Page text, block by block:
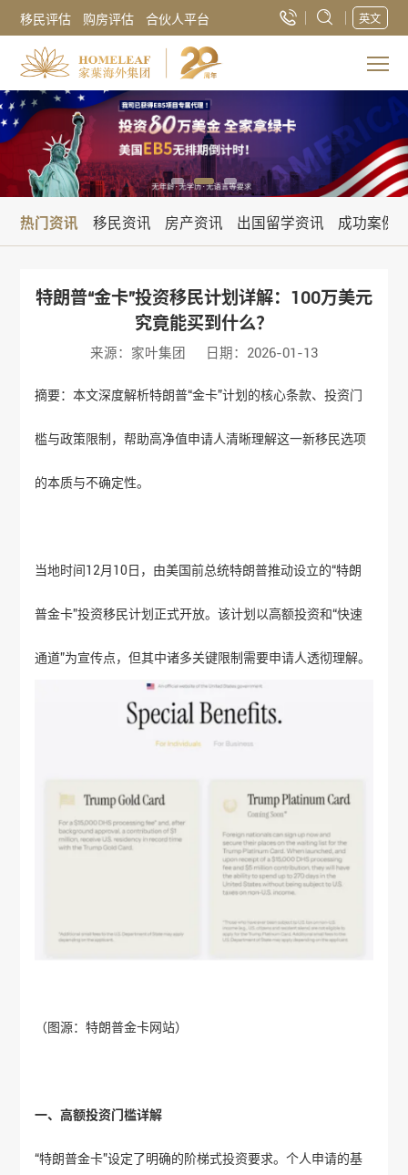
移民评估 购房评估 合伙人平台 英文
热门资讯 移民资讯 房产资讯 出国留学资讯 成功案例
特朗普“金卡”投资移民计划详解：100万美元
究竟能买到什么？
来源：家叶集团 日期：2026-01-13
摘要：本文深度解析特朗普“金卡”计划的核心条款、投资门
槛与政策限制，帮助高净值申请人清晰理解这一新移民选项
的本质与不确定性。
当地时间12月10日，由美国前总统特朗普推动设立的“特朗
普金卡”投资移民计划正式开放。该计划以高额投资和“快速
通道”为宣传点，但其中诸多关键限制需要申请人透彻理解。
（图源：特朗普金卡网站）
一、高额投资门槛详解
“特朗普金卡”设定了明确的阶梯式投资要求。个人申请的基